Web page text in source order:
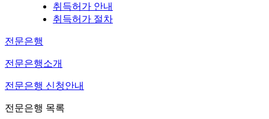
취득허가 안내
취득허가 절차
전문은행
전문은행소개
전문은행 신청안내
전문은행 목록